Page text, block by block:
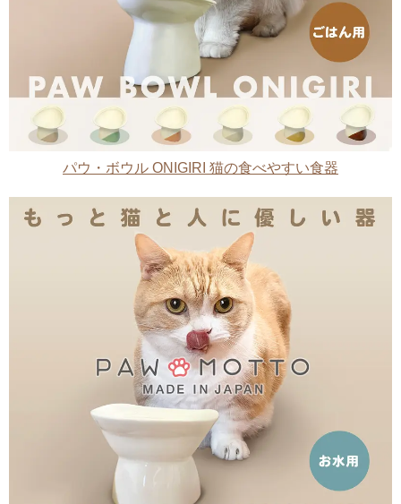
パウ・ボウル ONIGIRI 猫の食べやすい食器